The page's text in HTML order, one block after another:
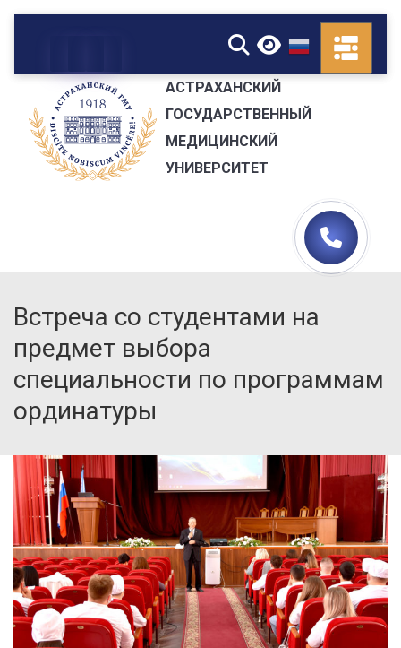
▼
АСТРАХАНСКИЙ
ГОСУДАРСТВЕННЫЙ
МЕДИЦИНСКИЙ
УНИВЕРСИТЕТ
Встреча со студентами на
предмет выбора
специальности по программам
ординатуры